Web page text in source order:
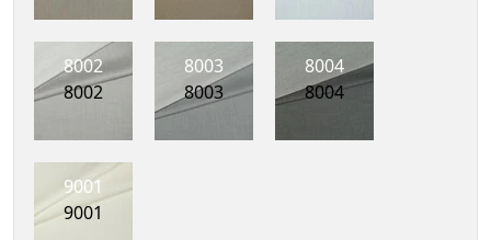
8002
8002
8003
8003
8004
8004
9001
9001